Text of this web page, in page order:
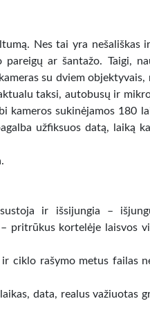
Nes tai yra nešališkas
ar šantažo. Taigi,
su dviem objektyvais,
taksi, autobusų ir
kameros sukinėjamos 180
užfiksuos datą, laiką
ir išsijungia –
pritrūkus kortelėje laisvos
ciklo rašymo metus failas
data, realus važiuotas